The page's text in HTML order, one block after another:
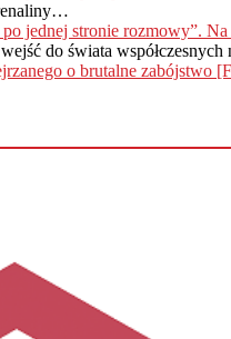
do świata